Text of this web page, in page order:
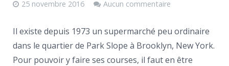
Nos formations
Contact
25 novembre 2016 Aucun commentaire
Il existe depuis 1973 un supermarché peu ordinaire
dans le quartier de Park Slope à Brooklyn, New York.
Pour pouvoir y faire ses courses, il faut en être